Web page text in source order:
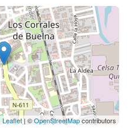
Leaflet| ©OpenStreetMapcontributors